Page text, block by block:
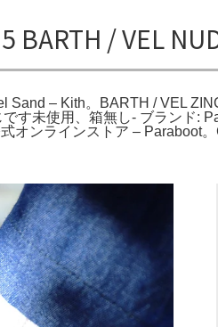
/ VEL
Sand – Kith。BARTH / VEL
使用、箱無し- ブランド:
オンラインストア – Paraboot